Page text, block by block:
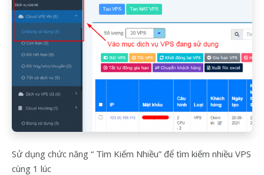
Sử dụng chức năng “ Tìm Kiếm Nhiều” để tìm kiếm nhiều VPS
cùng 1 lúc